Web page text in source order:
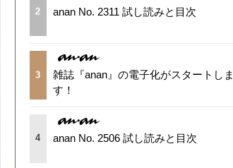
2 anan No. 2311 試し読みと目次
3
雑誌『anan』の電子化がスタートしま
す！
4 anan No. 2506 試し読みと目次